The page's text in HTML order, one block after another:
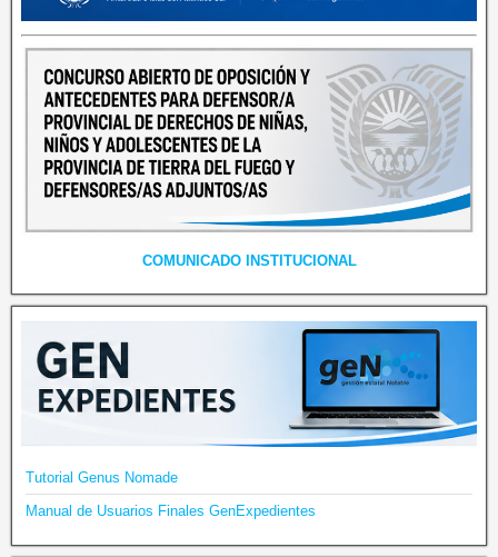
COMUNICADO INSTITUCIONAL
Tutorial Genus Nomade
Manual de Usuarios Finales GenExpedientes